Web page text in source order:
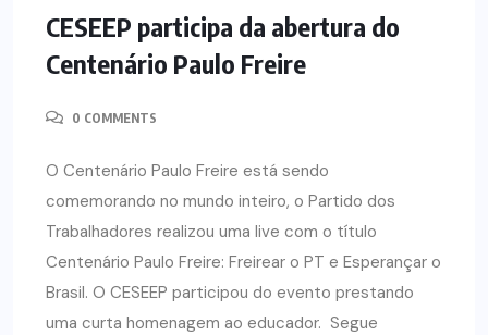
CESEEP participa da abertura do
Centenário Paulo Freire
0 COMMENTS
O Centenário Paulo Freire está sendo
comemorando no mundo inteiro, o Partido dos
Trabalhadores realizou uma live com o título
Centenário Paulo Freire: Freirear o PT e Esperançar o
Brasil. O CESEEP participou do evento prestando
uma curta homenagem ao educador. Segue